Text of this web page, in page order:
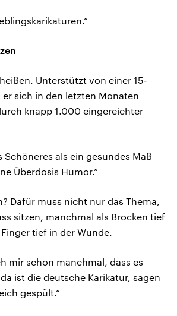
Unterstützt von einer 15-
sich in den letzten Monaten
knapp 1.000 eingereichter
Schöneres als ein gesundes Maß
Überdosis Humor.“
Dafür muss nicht nur das Thema,
sitzen, manchmal als Brocken tief
tief in der Wunde.
mir schon manchmal, dass es
ist die deutsche Karikatur, sagen
gespült.“